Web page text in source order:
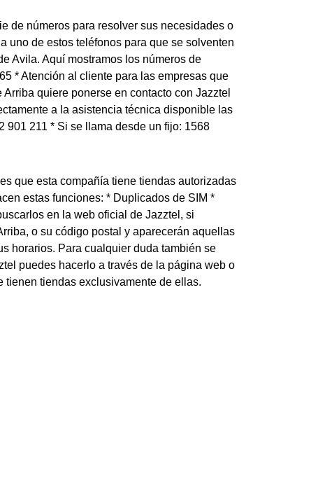
de números para resolver sus necesidades o
uno de estos teléfonos para que se solventen
Avila. Aquí mostramos los números de
* Atención al cliente para las empresas que
quiere ponerse en contacto con Jazztel
a la asistencia técnica disponible las
901 211 * Si se llama desde un fijo: 1568
que esta compañía tiene tiendas autorizadas
estas funciones: * Duplicados de SIM *
en la web oficial de Jazztel, si
o su código postal y aparecerán aquellas
horarios. Para cualquier duda también se
puedes hacerlo a través de la página web o
tienen tiendas exclusivamente de ellas.